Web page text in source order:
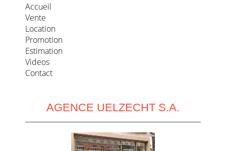
Accueil
Vente
Location
Promotion
Estimation
Videos
Contact
AGENCE UELZECHT S.A.